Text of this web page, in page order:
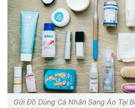
Gửi Đồ Dùng Cá Nhân Sang Áo Tại